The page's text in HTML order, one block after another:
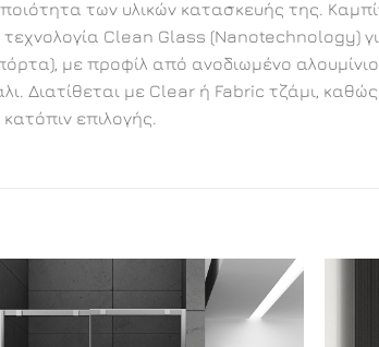
των υλικών κατασκευής της.
Clean Glass (Nanotechnology)
με προφίλ από ανοδιωμένο αλουμίνιο
Διατίθεται με Clear ή Fabric τζάμι,
επιλογής.